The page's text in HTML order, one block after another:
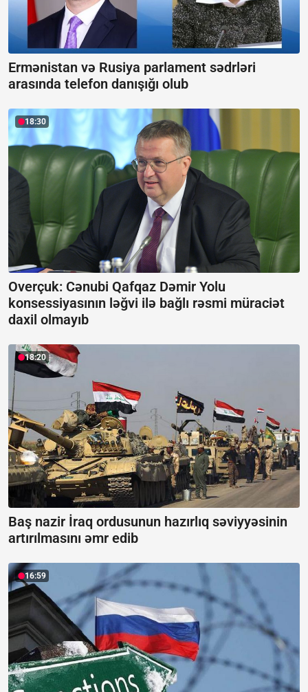
Ermənistan və Rusiya parlament sədrləri
arasında telefon danışığı olub
18:30
Overçuk: Cənubi Qafqaz Dəmir Yolu
konsessiyasının ləğvi ilə bağlı rəsmi müraciət
daxil olmayıb
18:20
Baş nazir İraq ordusunun hazırlıq səviyyəsinin
artırılmasını əmr edib
16:59